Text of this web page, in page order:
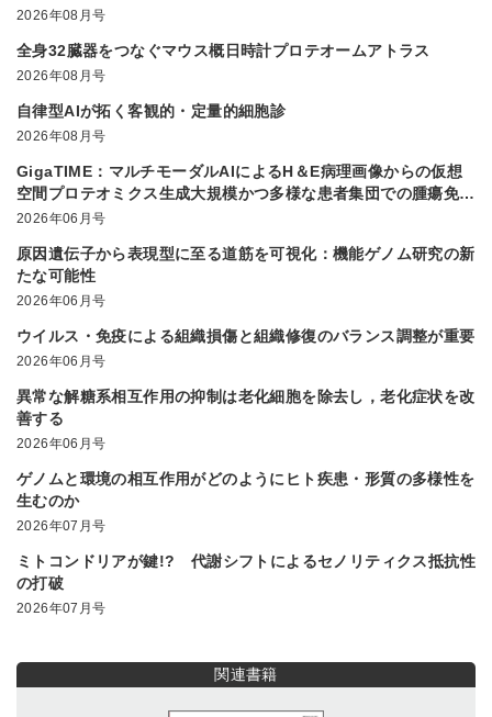
2026年08月号
全身32臓器をつなぐマウス概日時計プロテオームアトラス
2026年08月号
自律型AIが拓く客観的・定量的細胞診
2026年08月号
GigaTIME：マルチモーダルAIによるH＆E病理画像からの仮想
空間プロテオミクス生成大規模かつ多様な患者集団での腫瘍免疫
微小環境解析を実現
2026年06月号
原因遺伝子から表現型に至る道筋を可視化：機能ゲノム研究の新
たな可能性
2026年06月号
ウイルス・免疫による組織損傷と組織修復のバランス調整が重要
2026年06月号
異常な解糖系相互作用の抑制は老化細胞を除去し，老化症状を改
善する
2026年06月号
ゲノムと環境の相互作用がどのようにヒト疾患・形質の多様性を
生むのか
2026年07月号
ミトコンドリアが鍵!? 代謝シフトによるセノリティクス抵抗性
の打破
2026年07月号
関連書籍